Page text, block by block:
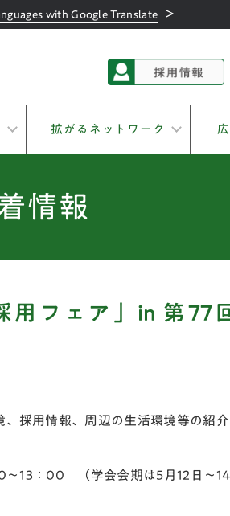
with Google Translate ＞
拡がるネットワーク
情報
フェア」in 第77
採用情報、周辺の生活環境等の紹介
13：00 （学会会期は5月12日～14